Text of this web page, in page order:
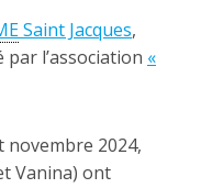
Saint Jacques,
l’association «
novembre 2024,
Vanina) ont